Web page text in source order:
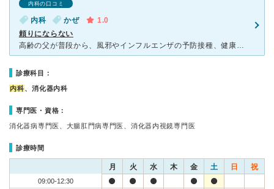
内科の口コミ
内科 かぜ
1.0
頼りにならない
高齢の父が普段から、風邪やインフルエンザの予防接種、健康診断でお世話になっておりました。こちらにも穏やかに話しかけてくださる先生ですが、専門外の病気を患うと他の医院を紹介してくださいます。しかし、それ
診療科目：
内科、消化器内科
専門医・資格：
消化器病専門医、大腸肛門病専門医、消化器内視鏡専門医
診療時間
月 火 水 木 金 土 日 祝
09:00-12:30